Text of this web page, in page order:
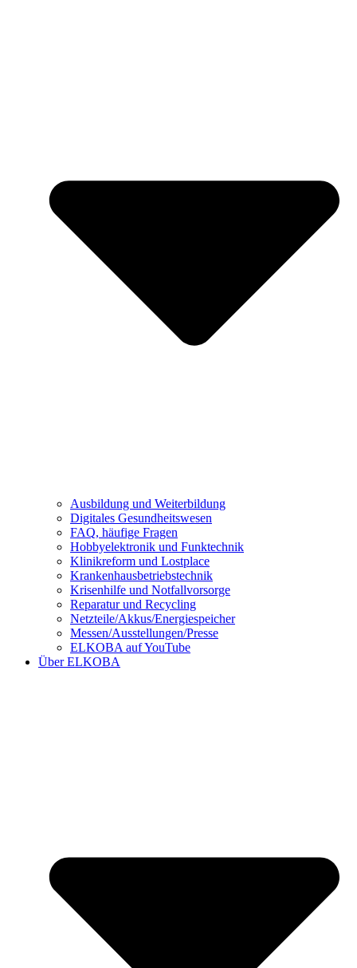
Ausbildung und Weiterbildung
Digitales Gesundheitswesen
FAQ, häufige Fragen
Hobbyelektronik und Funktechnik
Klinikreform und Lostplace
Krankenhausbetriebstechnik
Krisenhilfe und Notfallvorsorge
Reparatur und Recycling
Netzteile/Akkus/Energiespeicher
Messen/Ausstellungen/Presse
ELKOBA auf YouTube
Über ELKOBA